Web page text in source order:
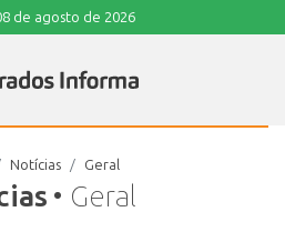
de agosto de 2026
• Geral
Notícias Geral